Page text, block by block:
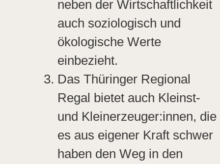
neben der Wirtschaftlichkeit
auch soziologisch und
ökologische Werte
einbezieht.
Das Thüringer Regional
Regal bietet auch Kleinst-
und Kleinerzeuger:innen, die
es aus eigener Kraft schwer
haben den Weg in den